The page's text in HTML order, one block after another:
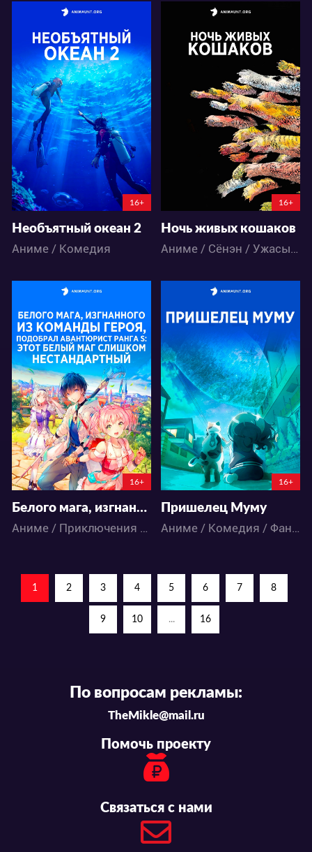
40842
39 57
16+
Необъятный океан 2
Аниме / Комедия
19914
18
16+
Ночь живых кошаков
Аниме / Сёнэн / Ужасы / Экшен
48502
70 50
16+
Белого мага, изгнанного из команды героя, подобрал авантюрист ранга S: Этот белый маг слишком нестандартный
Аниме / Приключения / Фэнтези
35730
110 50
16+
Пришелец Муму
Аниме / Комедия / Фантастика
1 2 3 4 5 6 7 8
9 10 ... 16
По вопросам рекламы:
TheMikle@mail.ru
Помочь проекту
Связаться с нами